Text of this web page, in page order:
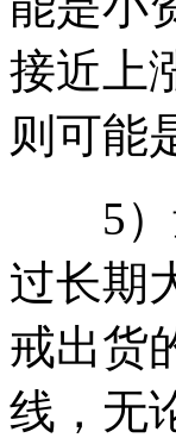
接近上
则可能
5）量
过长期
戒出货
线，无